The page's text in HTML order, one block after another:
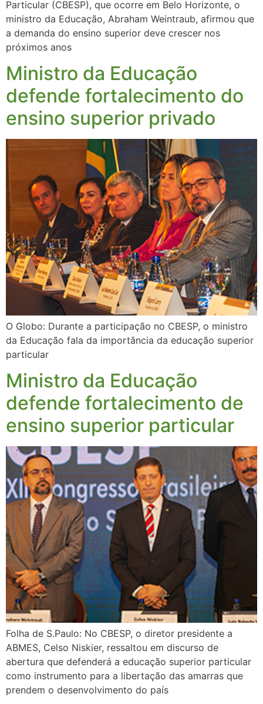
Particular (CBESP), que ocorre em Belo Horizonte, o
ministro da Educação, Abraham Weintraub, afirmou que
a demanda do ensino superior deve crescer nos
próximos anos
Ministro da Educação
defende fortalecimento do
ensino superior privado
O Globo: Durante a participação no CBESP, o ministro
da Educação fala da importância da educação superior
particular
Ministro da Educação
defende fortalecimento de
ensino superior particular
Folha de S.Paulo: No CBESP, o diretor presidente a
ABMES, Celso Niskier, ressaltou em discurso de
abertura que defenderá a educação superior particular
como instrumento para a libertação das amarras que
prendem o desenvolvimento do país